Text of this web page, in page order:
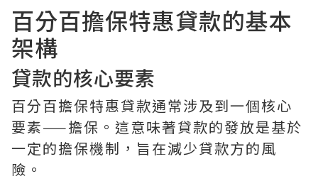
百分百擔保特惠貸款的基本
架構
貸款的核心要素
百分百擔保特惠貸款通常涉及到一個核心
要素——擔保。這意味著貸款的發放是基於
一定的擔保機制，旨在減少貸款方的風
險。